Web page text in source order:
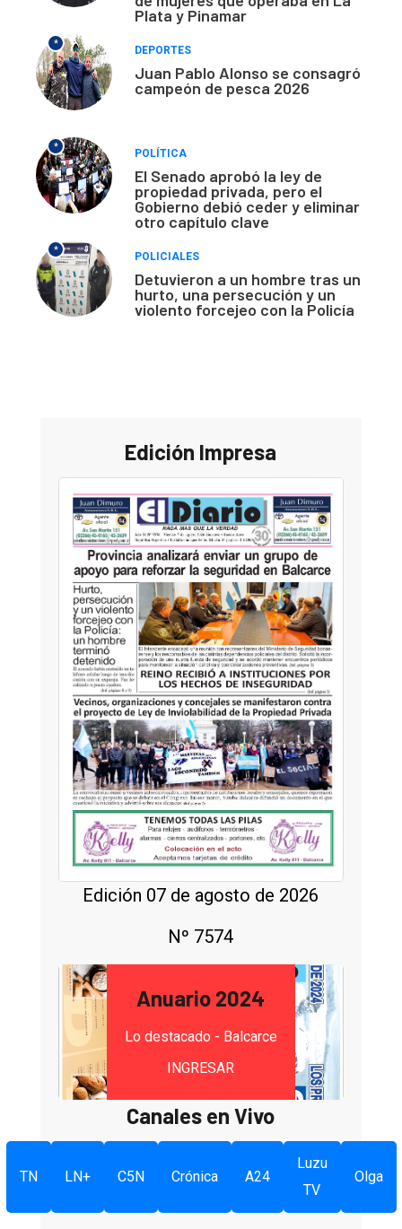
Plata y Pinamar
*
DEPORTES
Juan Pablo Alonso se consagró
campeón de pesca 2026
*
POLÍTICA
El Senado aprobó la ley de
propiedad privada, pero el
Gobierno debió ceder y eliminar
otro capítulo clave
*
POLICIALES
Detuvieron a un hombre tras un
hurto, una persecución y un
violento forcejeo con la Policía
Edición Impresa
Edición 07 de agosto de 2026
Nº 7574
Anuario 2024
Lo destacado - Balcarce
INGRESAR
Canales en Vivo
TN LN+ C5N Crónica A24
Luzu
TV
Olga